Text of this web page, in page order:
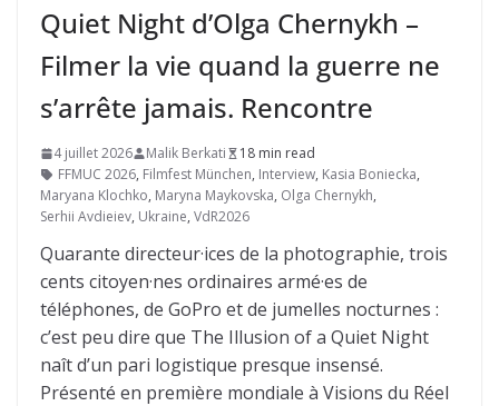
Quiet Night d’Olga Chernykh –
Filmer la vie quand la guerre ne
s’arrête jamais. Rencontre
4 juillet 2026 Malik Berkati
18 min read
FFMUC 2026, Filmfest München, Interview, Kasia Boniecka,
Maryana Klochko, Maryna Maykovska, Olga Chernykh,
Serhii Avdieiev, Ukraine, VdR2026
Quarante directeur·ices de la photographie, trois
cents citoyen·nes ordinaires armé·es de
téléphones, de GoPro et de jumelles nocturnes :
c’est peu dire que The Illusion of a Quiet Night
naît d’un pari logistique presque insensé.
Présenté en première mondiale à Visions du Réel